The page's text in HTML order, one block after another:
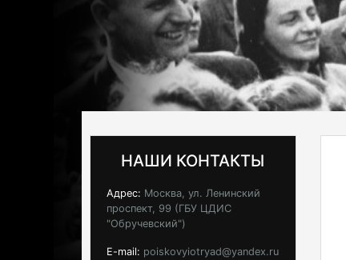
НАШИ КОНТАКТЫ
Адрес: Москва, ул. Ленинский
проспект, 99 (ГБУ ЦДИС
"Обручевский")
E-mail: poiskovyiotryad@yandex.ru